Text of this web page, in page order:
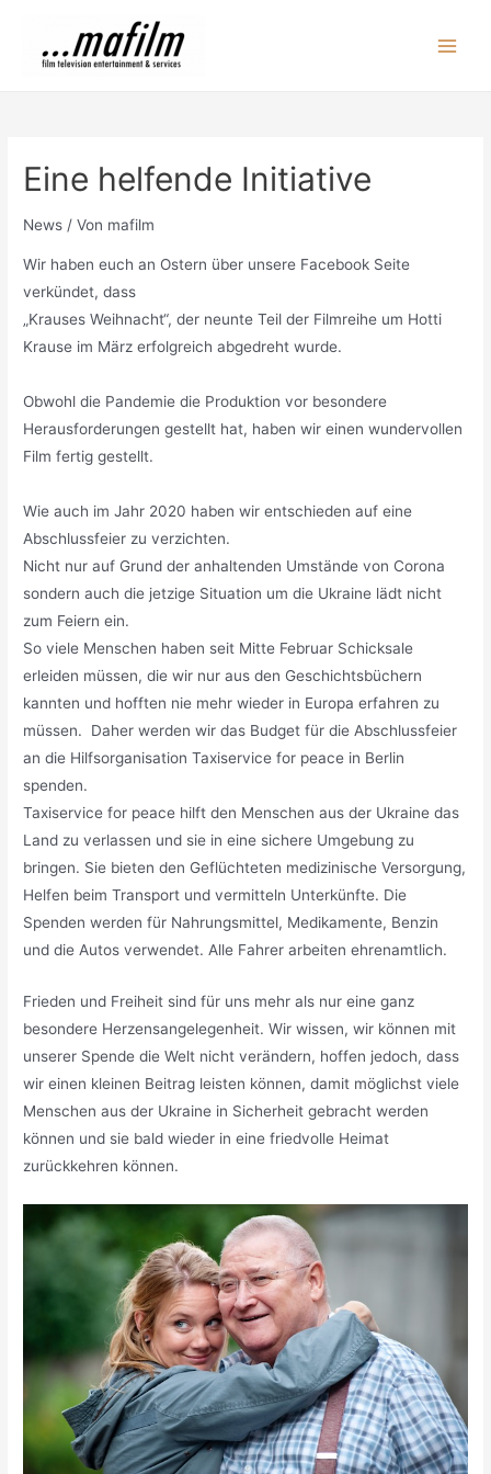
springen
Eine helfende Initiative
News / Von mafilm
Wir haben euch an Ostern über unsere Facebook Seite
verkündet, dass
„Krauses Weihnacht“, der neunte Teil der Filmreihe um Hotti
Krause im März erfolgreich abgedreht wurde.
Obwohl die Pandemie die Produktion vor besondere
Herausforderungen gestellt hat, haben wir einen wundervollen
Film fertig gestellt.
Wie auch im Jahr 2020 haben wir entschieden auf eine
Abschlussfeier zu verzichten.
Nicht nur auf Grund der anhaltenden Umstände von Corona
sondern auch die jetzige Situation um die Ukraine lädt nicht
zum Feiern ein.
So viele Menschen haben seit Mitte Februar Schicksale
erleiden müssen, die wir nur aus den Geschichtsbüchern
kannten und hofften nie mehr wieder in Europa erfahren zu
müssen. Daher werden wir das Budget für die Abschlussfeier
an die Hilfsorganisation Taxiservice for peace in Berlin
spenden.
Taxiservice for peace hilft den Menschen aus der Ukraine das
Land zu verlassen und sie in eine sichere Umgebung zu
bringen. Sie bieten den Geflüchteten medizinische Versorgung,
Helfen beim Transport und vermitteln Unterkünfte. Die
Spenden werden für Nahrungsmittel, Medikamente, Benzin
und die Autos verwendet. Alle Fahrer arbeiten ehrenamtlich.
Frieden und Freiheit sind für uns mehr als nur eine ganz
besondere Herzensangelegenheit. Wir wissen, wir können mit
unserer Spende die Welt nicht verändern, hoffen jedoch, dass
wir einen kleinen Beitrag leisten können, damit möglichst viele
Menschen aus der Ukraine in Sicherheit gebracht werden
können und sie bald wieder in eine friedvolle Heimat
zurückkehren können.